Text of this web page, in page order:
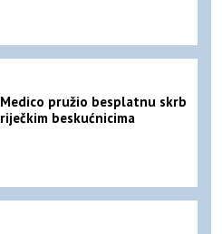
Medico pružio besplatnu skrb
riječkim beskućnicima